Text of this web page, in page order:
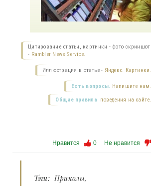
Цитирование статьи, картинки - фото скриншот
- Rambler News Service.
Иллюстрация к статье - Яндекс. Картинки.
Есть вопросы. Напишите нам.
Общие правила поведения на сайте.
Нравится 0 Не нравится
Тэги: Приколы